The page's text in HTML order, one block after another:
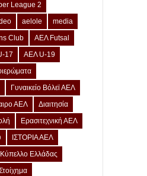
League 2
aelole
media
Club
ΑΕΛ Futsal
17
ΑΕΛ U-19
Γυναικείο Βόλεϊ ΑΕΛ
ΑΕΛ
Διαιτησία
Ερασιτεχνική ΑΕΛ
ΙΣΤΟΡΙΑ ΑΕΛ
Κύπελλο Ελλάδας